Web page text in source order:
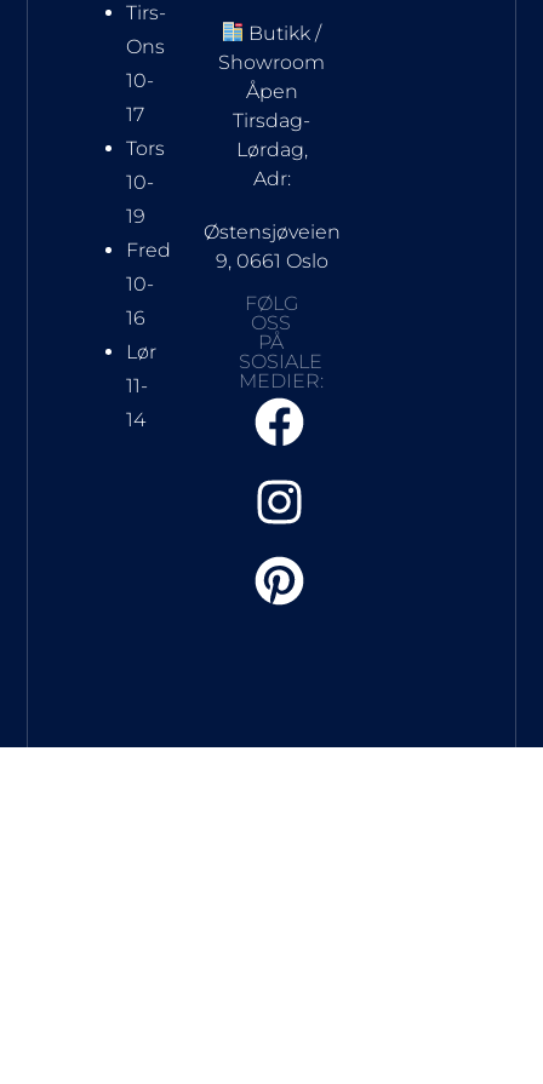
Tirs-
Ons
10-
17
Tors
10-
19
Fred
10-
16
Lør
11-
14
Butikk /
Showroom
Åpen
Tirsdag-
Lørdag,
Adr:
Østensjøveien
9, 0661 Oslo
FØLG
OSS
PÅ
SOSIALE
MEDIER: